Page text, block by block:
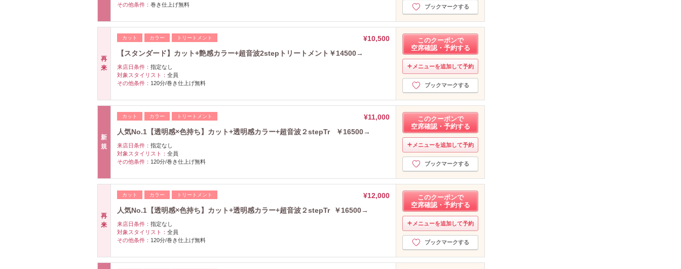
その他条件： 巻き仕上げ無料 ブックマークする
再
来
カット カラー トリートメント
¥10,500
【スタンダード】カット+艶感カラー+超音波2stepトリートメント￥14500→
来店日条件： 指定なし
対象スタイリスト： 全員
その他条件： 120分/巻き仕上げ無料
このクーポンで
空席確認・予約する
メニューを追加して予約
ブックマークする
新
規
カット カラー トリートメント
¥11,000
人気No.1【透明感×色持ち】カット+透明感カラー+超音波２stepTr ￥16500→
来店日条件： 指定なし
対象スタイリスト： 全員
その他条件： 120分/巻き仕上げ無料
このクーポンで
空席確認・予約する
メニューを追加して予約
ブックマークする
再
来
カット カラー トリートメント
¥12,000
人気No.1【透明感×色持ち】カット+透明感カラー+超音波２stepTr ￥16500→
来店日条件： 指定なし
対象スタイリスト： 全員
その他条件： 120分/巻き仕上げ無料
このクーポンで
空席確認・予約する
メニューを追加して予約
ブックマークする